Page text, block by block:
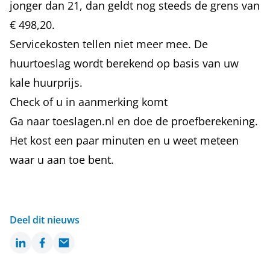
jonger dan 21, dan geldt nog steeds de grens van
€ 498,20.
Servicekosten tellen niet meer mee. De
huurtoeslag wordt berekend op basis van uw
kale huurprijs.
Check of u in aanmerking komt
Ga naar toeslagen.nl en doe de proefberekening.
Het kost een paar minuten en u weet meteen
waar u aan toe bent.
Deel dit nieuws
LinkedInFacebook
Email